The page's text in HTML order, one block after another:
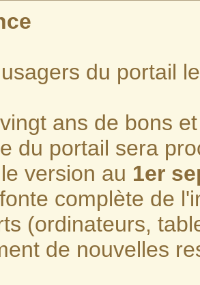
du portail
ans de bons
du portail sera
version au 1er
complète de
(ordinateurs,
de nouvelles